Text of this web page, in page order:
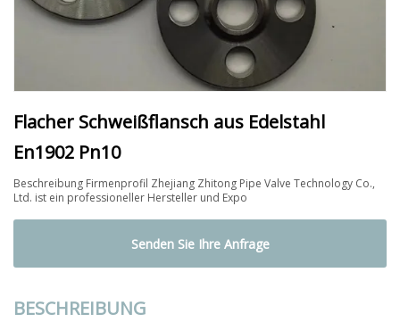
Flacher Schweißflansch aus Edelstahl
En1902 Pn10
Beschreibung Firmenprofil Zhejiang Zhitong Pipe Valve Technology Co.,
Ltd. ist ein professioneller Hersteller und Expo
Senden Sie Ihre Anfrage
BESCHREIBUNG